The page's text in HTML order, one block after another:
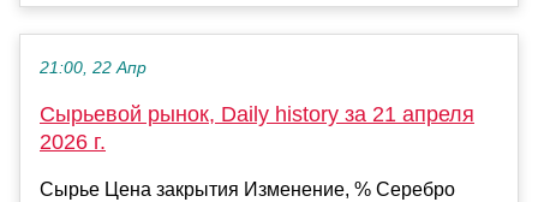
21:00, 22 Апр
Сырьевой рынок, Daily history за 21 апреля
2026 г.
Сырье Цена закрытия Изменение, % Серебро